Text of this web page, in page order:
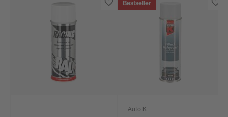
Bestseller
Auto K